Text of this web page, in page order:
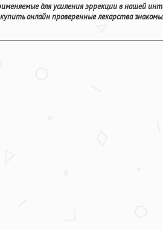
для усиления эррекции в нашей
онлайн проверенные лекарства